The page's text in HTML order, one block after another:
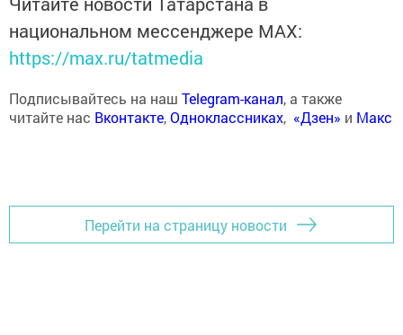
национальном мессенджере MАХ:
https://max.ru/tatmedia
Подписывайтесь на наш Telegram-канал, а также
читайте нас Вконтакте,Одноклассниках, «Дзен» и Макс
Перейти на страницу новости